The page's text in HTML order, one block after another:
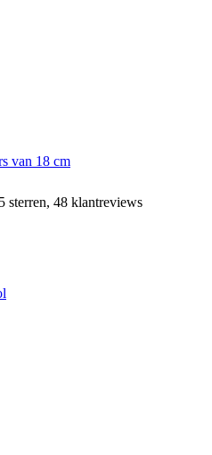
van 18 cm
sterren, 48 klantreviews